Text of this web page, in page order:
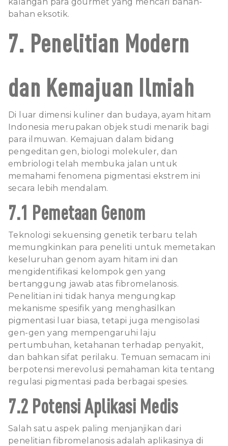
bahan eksotik.
7. Penelitian Modern
dan Kemajuan Ilmiah
Di luar dimensi kuliner dan budaya, ayam hitam
Indonesia merupakan objek studi menarik bagi
para ilmuwan. Kemajuan dalam bidang
pengeditan gen, biologi molekuler, dan
embriologi telah membuka jalan untuk
memahami fenomena pigmentasi ekstrem ini
secara lebih mendalam.
7.1 Pemetaan Genom
Teknologi sekuensing genetik terbaru telah
memungkinkan para peneliti untuk memetakan
keseluruhan genom ayam hitam ini dan
mengidentifikasi kelompok gen yang
bertanggung jawab atas fibromelanosis.
Penelitian ini tidak hanya mengungkap
mekanisme spesifik yang menghasilkan
pigmentasi luar biasa, tetapi juga mengisolasi
gen-gen yang mempengaruhi laju
pertumbuhan, ketahanan terhadap penyakit,
dan bahkan sifat perilaku. Temuan semacam ini
berpotensi merevolusi pemahaman kita tentang
regulasi pigmentasi pada berbagai spesies.
7.2 Potensi Aplikasi Medis
Salah satu aspek paling menjanjikan dari
penelitian fibromelanosis adalah aplikasinya di